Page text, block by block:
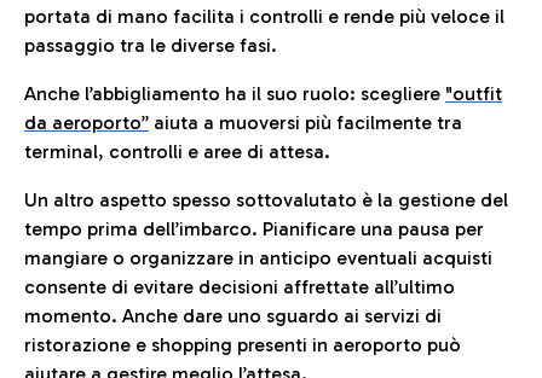
portata di mano facilita i controlli e rende più veloce il
passaggio tra le diverse fasi.
Anche l’abbigliamento ha il suo ruolo: scegliere "outfit
da aeroporto” aiuta a muoversi più facilmente tra
terminal, controlli e aree di attesa.
Un altro aspetto spesso sottovalutato è la gestione del
tempo prima dell’imbarco. Pianificare una pausa per
mangiare o organizzare in anticipo eventuali acquisti
consente di evitare decisioni affrettate all’ultimo
momento. Anche dare uno sguardo ai servizi di
ristorazione e shopping presenti in aeroporto può